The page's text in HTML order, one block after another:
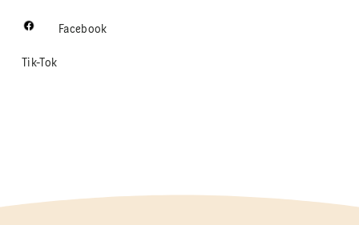
Facebook
Tik-Tok